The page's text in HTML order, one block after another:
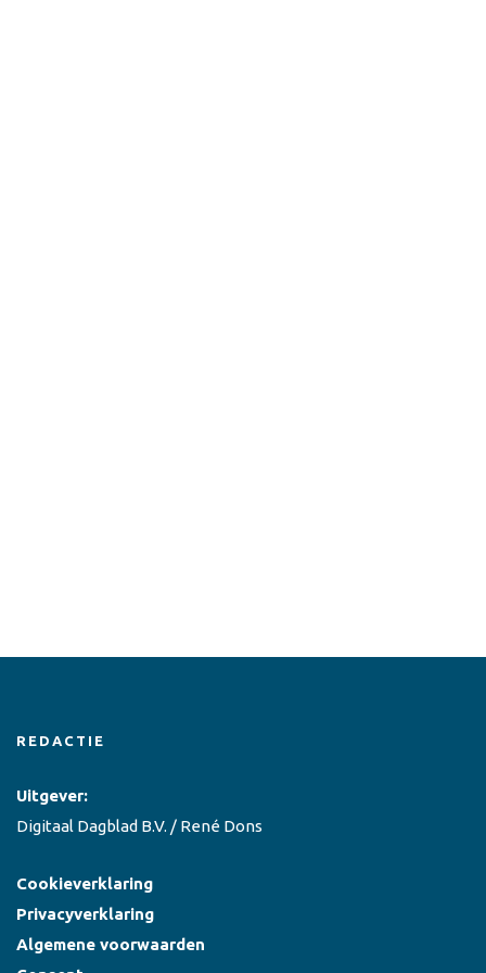
REDACTIE
Uitgever:
Digitaal Dagblad B.V. / René Dons
Cookieverklaring
Privacyverklaring
Algemene voorwaarden